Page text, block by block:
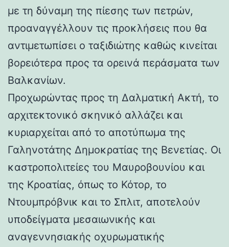
με τη δύναμη της πίεσης των πετρών,
προαναγγέλλουν τις προκλήσεις που θα
αντιμετωπίσει ο ταξιδιώτης καθώς κινείται
βορειότερα προς τα ορεινά περάσματα των
Βαλκανίων.
Προχωρώντας προς τη Δαλματική Ακτή, το
αρχιτεκτονικό σκηνικό αλλάζει και
κυριαρχείται από το αποτύπωμα της
Γαληνοτάτης Δημοκρατίας της Βενετίας. Οι
καστροπολιτείες του Μαυροβουνίου και
της Κροατίας, όπως το Κότορ, το
Ντουμπρόβνικ και το Σπλιτ, αποτελούν
υποδείγματα μεσαιωνικής και
αναγεννησιακής οχυρωματικής